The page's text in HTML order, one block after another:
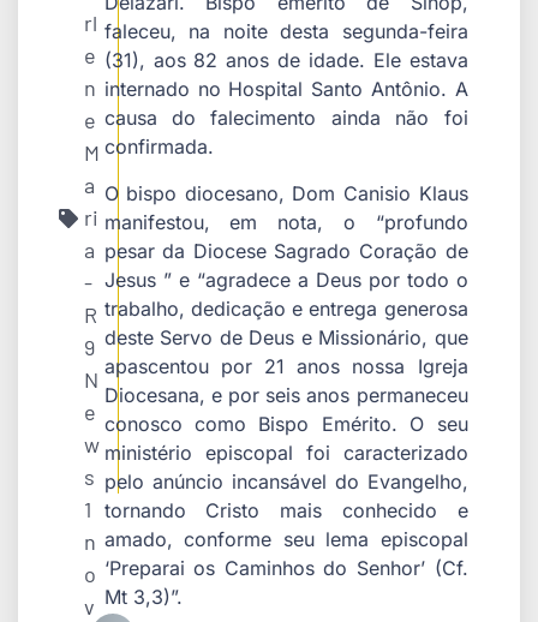
rl
e
n
e
M
a
ri
a
-
R
9
N
e
w
s
1
n
o
v
faleceu, na noite desta segunda-feira
(31), aos 82 anos de idade. Ele estava
internado no Hospital Santo Antônio. A
causa do falecimento ainda não foi
confirmada.
O bispo diocesano, Dom Canisio Klaus
manifestou, em nota, o “profundo
pesar da Diocese Sagrado Coração de
Jesus ” e “agradece a Deus por todo o
trabalho, dedicação e entrega generosa
deste Servo de Deus e Missionário, que
apascentou por 21 anos nossa Igreja
Diocesana, e por seis anos permaneceu
conosco como Bispo Emérito. O seu
ministério episcopal foi caracterizado
pelo anúncio incansável do Evangelho,
tornando Cristo mais conhecido e
amado, conforme seu lema episcopal
‘Preparai os Caminhos do Senhor’ (Cf.
Mt 3,3)”.